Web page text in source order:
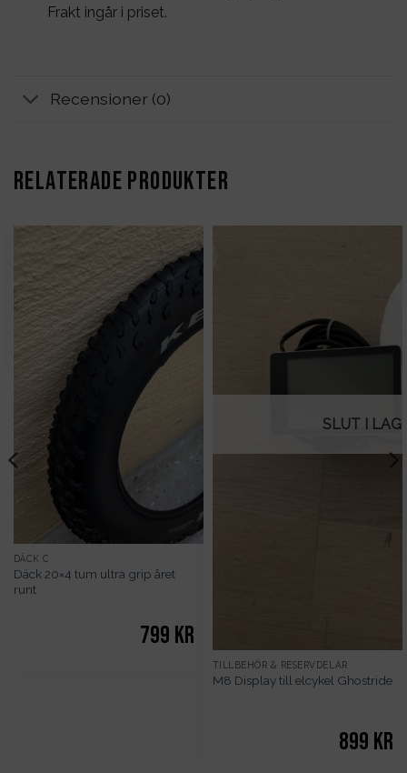
Frakt ingår i priset.
Recensioner (0)
RELATERADE PRODUKTER
DÄCK C
Däck 20×4 tum ultra grip året
runt
799 kr
SLUT I
TILLBEHÖR & RESERVDELAR
M8 Display till elcykel Ghostride
899 kr